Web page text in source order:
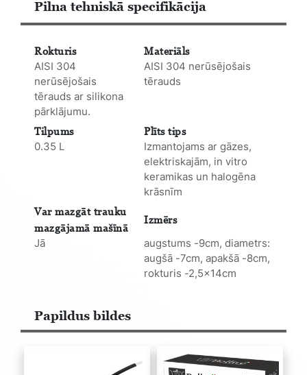
Pilna tehniskā specifikācija
Rokturis Materiāls
AISI 304
nerūsējošais
tērauds ar silikona
pārklājumu.
AISI 304 nerūsējošais
tērauds
Tilpums Plīts tips
0.35 L
Izmantojams ar gāzes,
elektriskajām, in vitro
keramikas un halogēna
krāsnīm
Var mazgāt trauku
mazgājamā mašīnā
Izmērs
Jā
augstums -9cm, diametrs:
augšā -7cm, apakšā -8cm,
rokturis -2,5x14cm
Papildus bildes